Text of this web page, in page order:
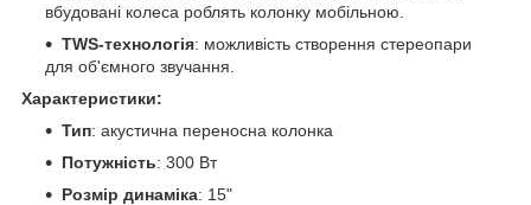
вбудовані колеса роблять колонку мобільною.
TWS-технологія: можливість створення стереопари
для об'ємного звучання.
Характеристики:
Тип: акустична переносна колонка
Потужність: 300 Вт
Розмір динаміка: 15"